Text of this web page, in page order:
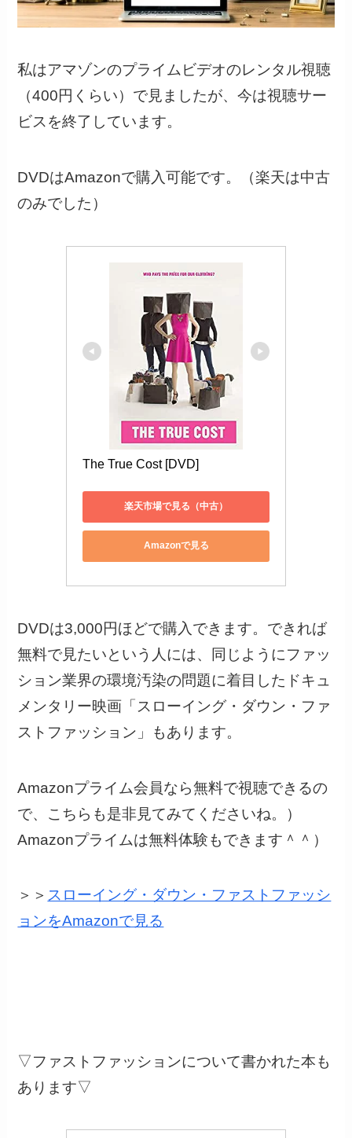
私はアマゾンのプライムビデオのレンタル視聴
（400円くらい）で見ましたが、今は視聴サー
ビスを終了しています。
DVDはAmazonで購入可能です。（楽天は中古
のみでした）
The True Cost [DVD]
楽天市場で見る（中古）
Amazonで見る
DVDは3,000円ほどで購入できます。できれば
無料で見たいという人には、同じようにファッ
ション業界の環境汚染の問題に着目したドキュ
メンタリー映画「スローイング・ダウン・ファ
ストファッション」もあります。
Amazonプライム会員なら無料で視聴できるの
で、こちらも是非見てみてくださいね。）
Amazonプライムは無料体験もできます＾＾）
＞＞ スローイング・ダウン・ファストファッシ
ョンをAmazonで見る
▽ファストファッションについて書かれた本も
あります▽